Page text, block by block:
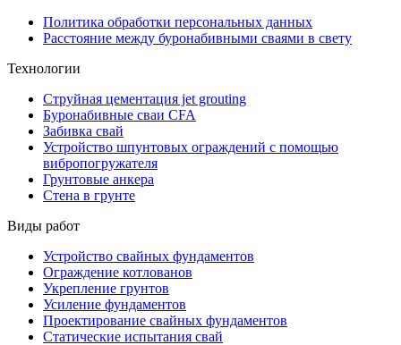
Политика обработки персональных данных
Расстояние между буронабивными сваями в свету
Технологии
Струйная цементация jet grouting
Буронабивные сваи CFA
Забивка свай
Устройство шпунтовых ограждений с помощью
вибропогружателя
Грунтовые анкера
Стена в грунте
Виды работ
Устройство свайных фундаментов
Ограждение котлованов
Укрепление грунтов
Усиление фундаментов
Проектирование свайных фундаментов
Статические испытания свай